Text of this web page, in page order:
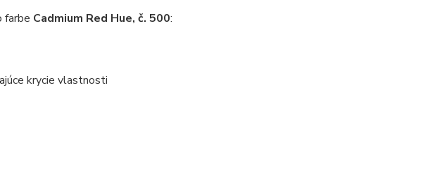
farbe Cadmium Red Hue, č. 500:
krycie vlastnosti